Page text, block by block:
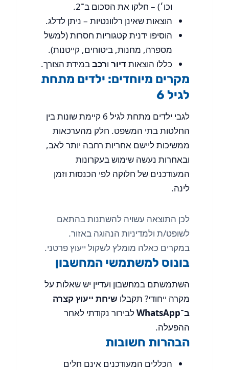
וכו׳) – חלקו את הסכום ב־2.
הוצאות שאינן רלוונטיות – ניתן לדלג.
הוסיפו ידנית קטגוריות חסרות (למשל
מספרה, מחנות, ביטוחים, קייטנות).
כללו הוצאותדיורורכבבמידת הצורך.
מקרים מיוחדים: ילדים מתחת
לגיל 6
לגבי ילדים מתחת לגיל 6 קיימת שונות בין
החלטות בתי המשפט. חלק מהערכאות
ממשיכות ליישם אחריות רחבה יותר לאב,
ובאחרות נעשה שימוש בעקרונות
המעודכנים של חלוקה לפי הכנסות וזמן
לינה.
לכן התוצאה עשויה להשתנות בהתאם
לשופט/ת ולמדיניות הנהוגה באזור.
במקרים כאלה מומלץ לשקול ייעוץ פרטני.
בונוס למשתמשי המחשבון
השתמשתם במחשבון ועדיין יש שאלות על
מקרה ייחודי? תקבלו שיחת ייעוץ קצרה
ב־WhatsApp
לבירור נקודתי לאחר
ההפעלה.
הבהרות חשובות
הכללים המעודכנים אינם חלים